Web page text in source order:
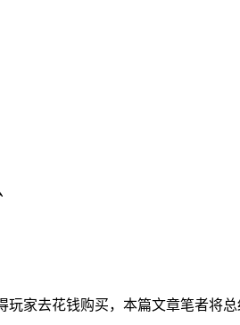
家去花钱购买，本篇文章笔者将